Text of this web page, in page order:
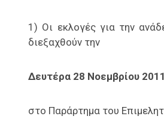
1) Οι εκλογές για την
διεξαχθούν την
Δευτέρα 28 Νοεμβρίου
στο Παράρτημα του